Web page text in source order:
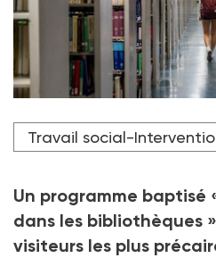
Crédit photo Brandon Bell /
/ Getty Images via AFP
Travail social-
Un programme baptisé
dans les bibliothèques
visiteurs les plus